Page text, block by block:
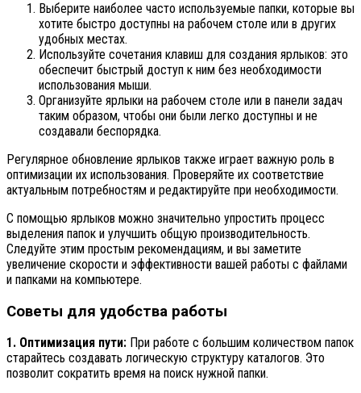
Выберите наиболее часто используемые папки, которые вы
хотите быстро доступны на рабочем столе или в других
удобных местах.
Используйте сочетания клавиш для создания ярлыков: это
обеспечит быстрый доступ к ним без необходимости
использования мыши.
Организуйте ярлыки на рабочем столе или в панели задач
таким образом, чтобы они были легко доступны и не
создавали беспорядка.
Регулярное обновление ярлыков также играет важную роль в
оптимизации их использования. Проверяйте их соответствие
актуальным потребностям и редактируйте при необходимости.
С помощью ярлыков можно значительно упростить процесс
выделения папок и улучшить общую производительность.
Следуйте этим простым рекомендациям, и вы заметите
увеличение скорости и эффективности вашей работы с файлами
и папками на компьютере.
Советы для удобства работы
1. Оптимизация пути: При работе с большим количеством папок
старайтесь создавать логическую структуру каталогов. Это
позволит сократить время на поиск нужной папки.